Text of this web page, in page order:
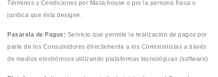
Términos y Condiciones por Masa house o por la persona física o
jurídica que ésta designe.
Pasarela de Pagos: Servicio que permite la realización de pagos por
parte de los Consumidores directamente a los Comisionistas a través
de medios electrónicos utilizando plataformas tecnológicas (software).